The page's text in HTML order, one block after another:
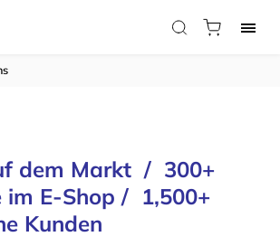
dem Markt / 300+
im E-Shop / 1,500+
Kunden